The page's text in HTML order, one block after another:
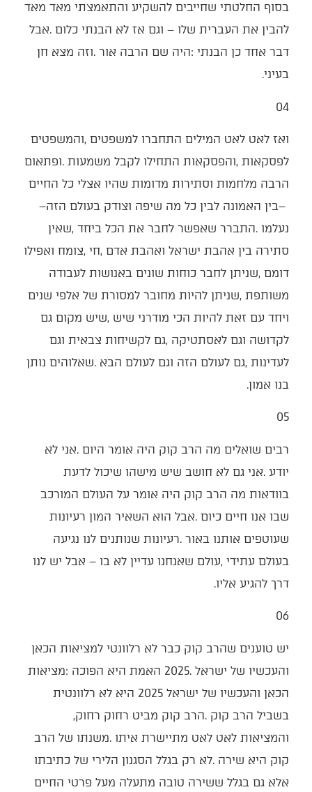
‬בסוף‭ ‬החלטתי‭ ‬שחייבים‭ ‬להשקיע‭ ‬והתאמצתי‭ ‬מאד‭ ‬מאד‭
‬להבין‭ ‬את‭ ‬העברית‭ ‬שלו‭ ‬‮–‬‭ ‬וגם‭ ‬אז‭ ‬לא‭ ‬הבנתי‭ ‬כלום‭. ‬אבל‭
‬דבר‭ ‬אחד‭ ‬כן‭ ‬הבנתי‭: ‬היה‭ ‬שם‭ ‬הרבה‭ ‬אור‭. ‬וזה‭ ‬מצא‭ ‬חן‭
‬בעיני‭.‬
04‭ ‬
ואז‭ ‬לאט‭ ‬לאט‭ ‬המילים‭ ‬התחברו‭ ‬למשפטים‭, ‬והמשפטים‭
‬לפסקאות‭, ‬והפסקאות‭ ‬התחילו‭ ‬לקבל‭ ‬משמעות‭. ‬ופתאום‭
‬הרבה‭ ‬מלחמות‭ ‬וסתירות‭ ‬מדומות‭ ‬שהיו‭ ‬אצלי‭ ‬כל‭ ‬החיים‭
‬‮–‬‭ ‬בין‭ ‬האמונה‭ ‬לבין‭ ‬כל‭ ‬מה‭ ‬שיפה‭ ‬וצודק‭ ‬בעולם‭ ‬הזה‭ ‬‮–‬‭
‬נעלמו‭. ‬התברר‭ ‬שאפשר‭ ‬לחבר‭ ‬את‭ ‬הכל‭ ‬ביחד‭, ‬שאין‭
‬סתירה‭ ‬בין‭ ‬אהבת‭ ‬ישראל‭ ‬ואהבת‭ ‬אדם‭, ‬חי‭, ‬צומח‭ ‬ואפילו‭
‬משותפת‭, ‬שניתן‭ ‬להיות‭ ‬מחובר‭ ‬למסורת‭ ‬של‭ ‬אלפי‭ ‬שנים‭
‬ויחד‭ ‬עם‭ ‬זאת‭ ‬להיות‭ ‬הכי‭ ‬מודרני‭ ‬שיש‭, ‬שיש‭ ‬מקום‭ ‬גם‭
‬לקדושה‭ ‬וגם‭ ‬לאסתטיקה‭, ‬גם‭ ‬לקשיחות‭ ‬צבאית‭ ‬וגם‭
‬לעדינות‭, ‬גם‭ ‬לעולם‭ ‬הזה‭ ‬וגם‭ ‬לעולם‭ ‬הבא‭. ‬שאלוהים‭ ‬נותן‭
‬בנו‭ ‬אמון‭.‬
05‭ ‬
‬יודע‭. ‬אני‭ ‬גם‭ ‬לא‭ ‬חושב‭ ‬שיש‭ ‬מישהו‭ ‬שיכול‭ ‬לדעת‭
‬בוודאות‭ ‬מה‭ ‬הרב‭ ‬קוק‭ ‬היה‭ ‬אומר‭ ‬על‭ ‬העולם‭ ‬המורכב‭
‬שבו‭ ‬אנו‭ ‬חיים‭ ‬כיום‭. ‬אבל‭ ‬הוא‭ ‬השאיר‭ ‬המון‭ ‬רעיונות‭
‬בעולם‭ ‬עתידי‭, ‬עולם‭ ‬שאנחנו‭ ‬עדיין‭ ‬לא‭ ‬בו‭ ‬‮–‬‭ ‬אבל‭ ‬יש‭ ‬לנו‭
‬דרך‭ ‬להגיע‭ ‬אליו‭.‬
06‭ ‬
יש‭ ‬טוענים‭ ‬שהרב‭ ‬קוק‭ ‬כבר‭ ‬לא‭ ‬רלוונטי‭ ‬למציאות‭ ‬הכאן‭
‬בשביל‭ ‬הרב‭ ‬קוק‭. ‬הרב‭ ‬קוק‭ ‬מביט‭ ‬רחוק‭ ‬רחוק‭,
‬והמציאות‭ ‬לאט‭ ‬לאט‭ ‬מתיישרת‭ ‬איתו‭. ‬משנתו‭ ‬של‭ ‬הרב‭
‬קוק‭ ‬היא‭ ‬שירה‭. ‬לא‭ ‬רק‭ ‬בגלל‭ ‬הסגנון‭ ‬הלירי‭ ‬של‭ ‬כתיבתו‭
‬אלא‭ ‬גם‭ ‬בגלל‭ ‬ששירה‭ ‬טובה‭ ‬מתעלה‭ ‬מעל‭ ‬פרטי‭ ‬החיים‭